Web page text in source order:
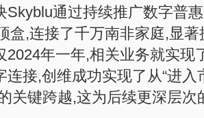
Skyblu通过持续推广数字普
盒,连接了千万南非家庭,显
2024年一年,相关业务就实现
连接,创维成功实现了从“进入
关键跨越,这为后续更深层